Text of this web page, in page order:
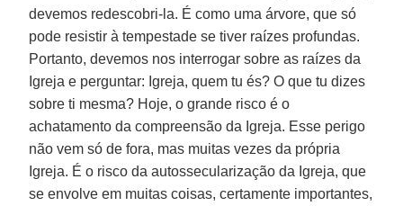
devemos redescobri-la. É como uma árvore, que só
pode resistir à tempestade se tiver raízes profundas.
Portanto, devemos nos interrogar sobre as raízes da
Igreja e perguntar: Igreja, quem tu és? O que tu dizes
sobre ti mesma? Hoje, o grande risco é o
achatamento da compreensão da Igreja. Esse perigo
não vem só de fora, mas muitas vezes da própria
Igreja. É o risco da autossecularização da Igreja, que
se envolve em muitas coisas, certamente importantes,